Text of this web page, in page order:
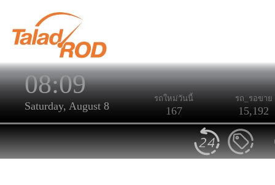
08:09
Saturday, August 8
รถใหม่วันนี้
167
รถ_รอขาย
15,192